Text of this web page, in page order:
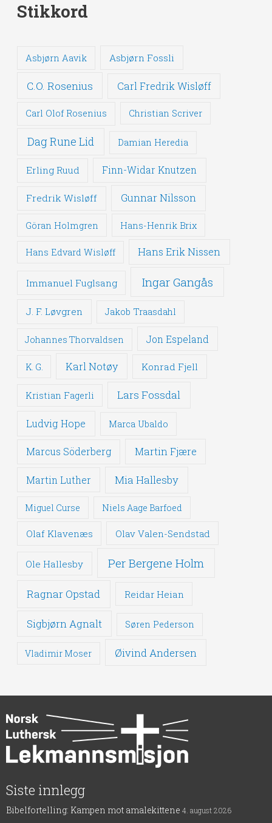
Stikkord
Asbjørn Aavik Asbjørn Fossli
C.O. Rosenius Carl Fredrik Wisløff
Carl Olof Rosenius Christian Scriver
Dag Rune Lid Damian Heredia
Erling Ruud Finn-Widar Knutzen
Fredrik Wisløff Gunnar Nilsson
Göran Holmgren Hans-Henrik Brix
Hans Edvard Wisløff Hans Erik Nissen
Immanuel Fuglsang Ingar Gangås
J. F. Løvgren Jakob Traasdahl
Johannes Thorvaldsen Jon Espeland
K. G. Karl Notøy Konrad Fjell
Kristian Fagerli Lars Fossdal
Ludvig Hope Marca Ubaldo
Marcus Söderberg Martin Fjære
Martin Luther Mia Hallesby
Miguel Curse Niels Aage Barfoed
Olaf Klavenæs Olav Valen-Sendstad
Ole Hallesby Per Bergene Holm
Ragnar Opstad Reidar Heian
Sigbjørn Agnalt Søren Pederson
Vladimir Moser Øivind Andersen
Siste innlegg
Bibelfortelling: Kampen mot amalekittene 4. august 2026